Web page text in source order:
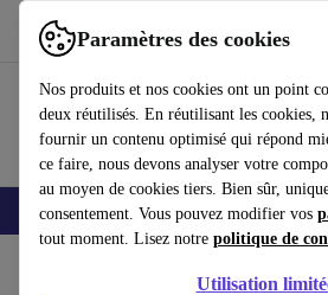
Paramètres des cookies
Nos produits et nos cookies ont un point
deux réutilisés. En réutilisant les cookies,
fournir un contenu optimisé qui répond
ce faire, nous devons analyser votre
au moyen de cookies tiers. Bien sûr,
consentement. Vous pouvez modifier vos
tout moment. Lisez notre politique de
Utilisation
Utilisez refurbed rapidement et facilement
Smartphones Laptops Tablettes